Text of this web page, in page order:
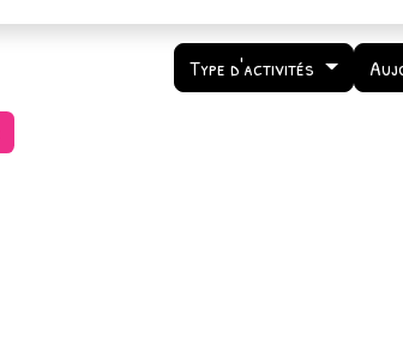
Type d'activités